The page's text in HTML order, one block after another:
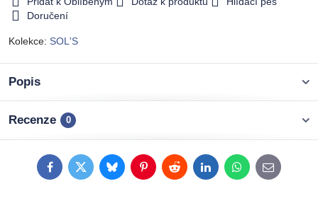
Doručení
Kolekce: SOL'S
Popis
Recenze 0
FacebookTwitterBlueskyPinterestRedditLinkedInWhatsApp
E-
mail